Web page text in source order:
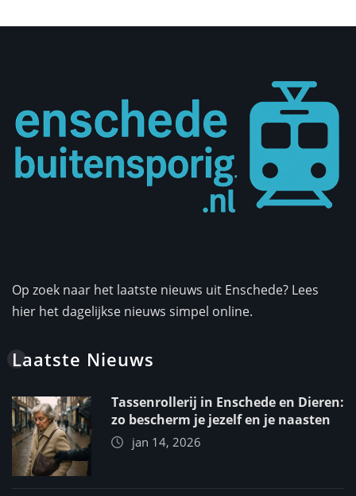
Op zoek naar het laatste nieuws uit Enschede? Lees
hier het dagelijkse nieuws simpel online.
Laatste Nieuws
Tassenrollerij in Enschede en Dieren:
zo bescherm je jezelf en je naasten
jan 14, 2026